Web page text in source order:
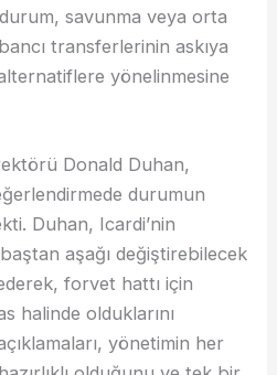
savunma veya orta
transferlerinin askıya
yönelinmesine
Donald Duhan,
durumun
Duhan, Icardi’nin
aşağı değiştirebilecek
forvet hattı için
halinde olduklarını
yönetimin her